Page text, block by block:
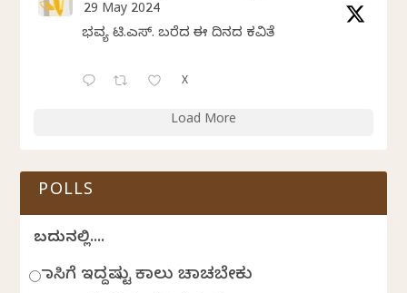
29 May 2024
ಭವ್ಯ ಟಿ.ಎಸ್. ಬರೆದ ಈ ದಿನದ ಕವಿತೆ
X
Load More
POLLS
ಬದುಕಿನಲ್ಲಿ....
ಹಾಸಿಗೆ ಇದ್ದಷ್ಟು ಕಾಲು ಚಾಚಬೇಕು